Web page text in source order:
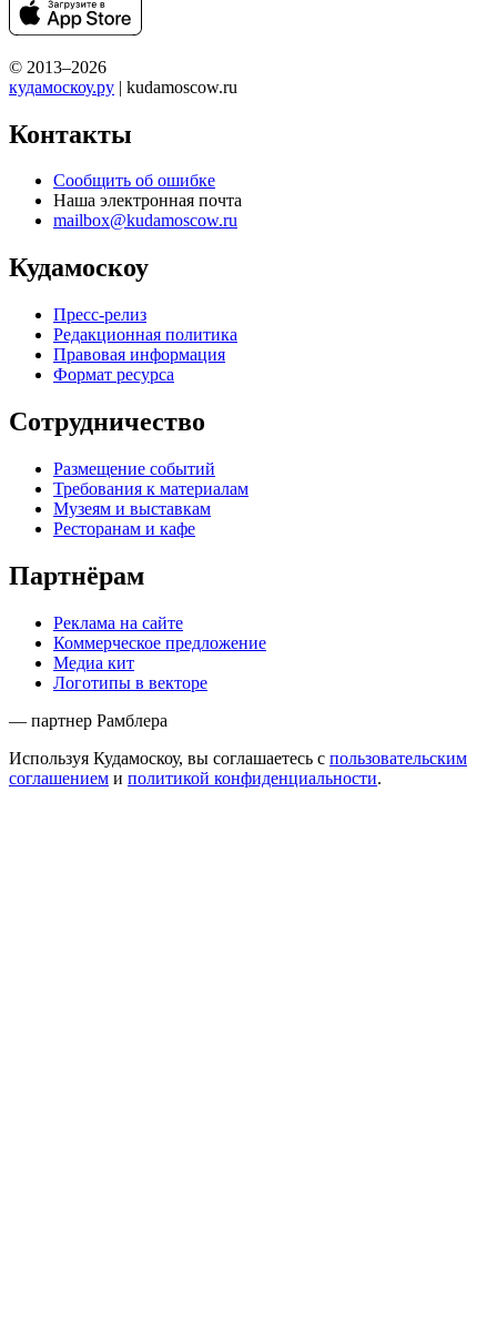
© 2013–2026
кудамоскоу.ру | kudamoscow.ru
Контакты
Сообщить об ошибке
Наша электронная почта
mailbox@kudamoscow.ru
Кудамоскоу
Пресс-релиз
Редакционная политика
Правовая информация
Формат ресурса
Сотрудничество
Размещение событий
Требования к материалам
Музеям и выставкам
Ресторанам и кафе
Партнёрам
Реклама на сайте
Коммерческое предложение
Медиа кит
Логотипы в векторе
— партнер Рамблера
Используя Кудамоскоу, вы соглашаетесь с пользовательским
соглашением и политикой конфиденциальности.